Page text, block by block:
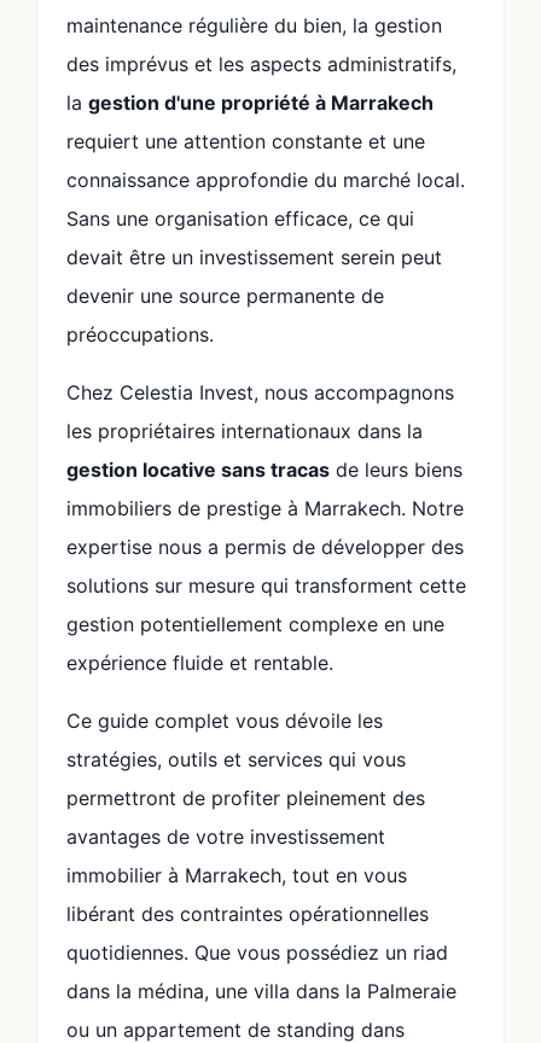
maintenance régulière du bien, la gestion
des imprévus et les aspects administratifs,
la gestion d'une propriété à Marrakech
requiert une attention constante et une
connaissance approfondie du marché local.
Sans une organisation efficace, ce qui
devait être un investissement serein peut
devenir une source permanente de
préoccupations.
Chez Celestia Invest, nous accompagnons
les propriétaires internationaux dans la
gestion locative sans tracas de leurs biens
immobiliers de prestige à Marrakech. Notre
expertise nous a permis de développer des
solutions sur mesure qui transforment cette
gestion potentiellement complexe en une
expérience fluide et rentable.
Ce guide complet vous dévoile les
stratégies, outils et services qui vous
permettront de profiter pleinement des
avantages de votre investissement
immobilier à Marrakech, tout en vous
libérant des contraintes opérationnelles
quotidiennes. Que vous possédiez un riad
dans la médina, une villa dans la Palmeraie
ou un appartement de standing dans